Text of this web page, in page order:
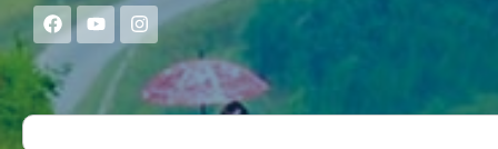
F
a
c
e
b
o
Y
o
u
t
u
b
I
n
s
a
g
Search